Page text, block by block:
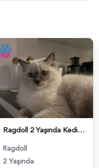
Ragdoll 2 Yaşında Kedime Eş Arıyorum - 118984338
Ragdoll
2 Yaşında